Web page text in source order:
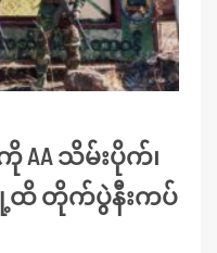
AA သိမ်းပိုက်၊
ထိ တိုက်ပွဲနီးကပ်